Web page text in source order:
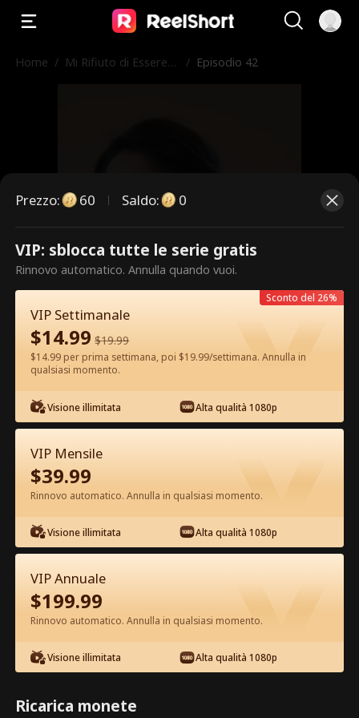
Home / Mi Rifiuto di Essere
/ Episodio 42
Questi sono episodi a pagamento.
Sblocca per guardare.
60 Sblocca ora
Guarda gratis nell'App
Episodio 42 - Mi Rifiuto di Essere
l'Erede Film completo
1-50 51-80 Tutti gli episodi
42 43 44 45 46
Prezzo: 60 Saldo: 0
VIP: sblocca tutte le serie gratis
Rinnovo automatico. Annulla quando vuoi.
VIP Settimanale
$14.99 $19.99
$14.99 per prima settimana, poi $19.99/settimana. Annulla in
qualsiasi momento.
Visione illimitata Alta qualità 1080p
Sconto del 26%
VIP Mensile
$39.99
Rinnovo automatico. Annulla in qualsiasi momento.
Visione illimitata Alta qualità 1080p
VIP Annuale
$199.99
Rinnovo automatico. Annulla in qualsiasi momento.
Visione illimitata Alta qualità 1080p
Ricarica monete